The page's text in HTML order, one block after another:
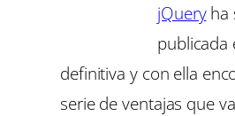
jQueryha
publicada
definitiva y con ella
serie de ventajas que